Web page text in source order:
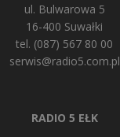
ul. Bulwarowa 5
16-400 Suwałki
tel. (087) 567 80 00
serwis@radio5.com.pl
RADIO 5 EŁK